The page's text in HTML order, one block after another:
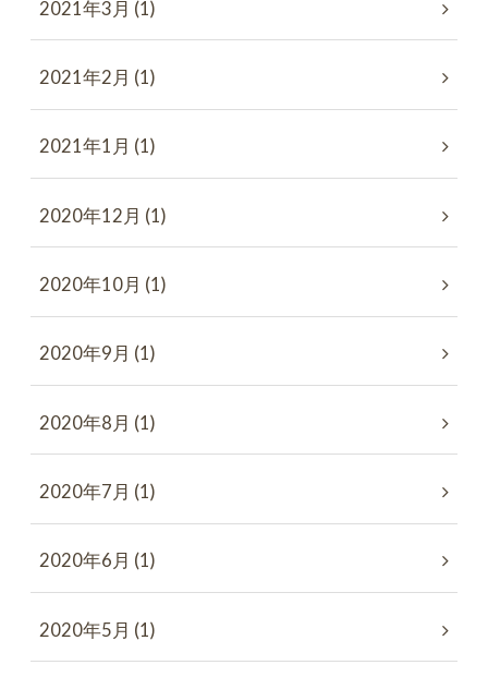
2021年3月 (1)
2021年2月 (1)
2021年1月 (1)
2020年12月 (1)
2020年10月 (1)
2020年9月 (1)
2020年8月 (1)
2020年7月 (1)
2020年6月 (1)
2020年5月 (1)